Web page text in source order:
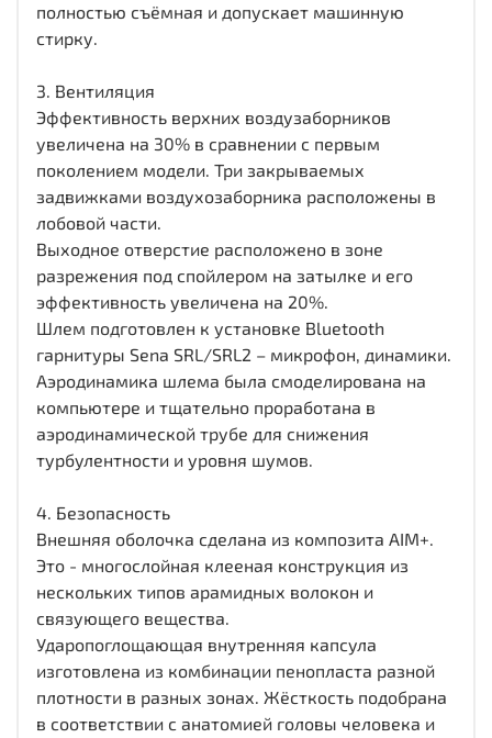
полностью съёмная и допускает машинную
стирку.
3. Вентиляция
Эффективность верхних воздузаборников
увеличена на 30% в сравнении с первым
поколением модели. Три закрываемых
задвижками воздухозаборника расположены в
лобовой части.
Выходное отверстие расположено в зоне
разрежения под спойлером на затылке и его
эффективность увеличена на 20%.
Шлем подготовлен к установке Bluetooth
гарнитуры Sena SRL/SRL2 – микрофон, динамики.
Аэродинамика шлема была смоделирована на
компьютере и тщательно проработана в
аэродинамической трубе для снижения
турбулентности и уровня шумов.
4. Безопасность
Внешняя оболочка сделана из композита AIM+.
Это - многослойная клееная конструкция из
нескольких типов арамидных волокон и
связующего вещества.
Ударопоглощающая внутренняя капсула
изготовлена из комбинации пенопласта разной
плотности в разных зонах. Жёсткость подобрана
в соответствии с анатомией головы человека и